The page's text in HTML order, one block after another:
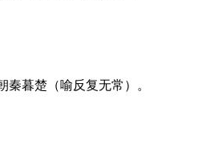
秦暮楚（喻反复无常）。